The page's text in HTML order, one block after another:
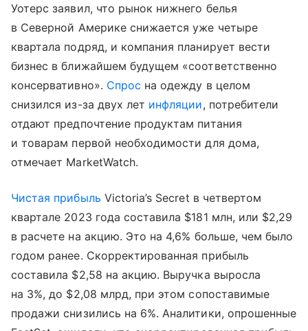
Уотерс заявил, что рынок нижнего белья
в Северной Америке снижается уже четыре
квартала подряд, и компания планирует вести
бизнес в ближайшем будущем «соответственно
консервативно». Спрос на одежду в целом
снизился из-за двух лет инфляции, потребители
отдают предпочтение продуктам питания
и товарам первой необходимости для дома,
отмечает MarketWatch.
Чистая прибыль Victoria’s Secret в четвертом
квартале 2023 года составила $181 млн, или $2,29
в расчете на акцию. Это на 4,6% больше, чем было
годом ранее. Скорректированная прибыль
составила $2,58 на акцию. Выручка выросла
на 3%, до $2,08 млрд, при этом сопоставимые
продажи снизились на 6%. Аналитики, опрошенные